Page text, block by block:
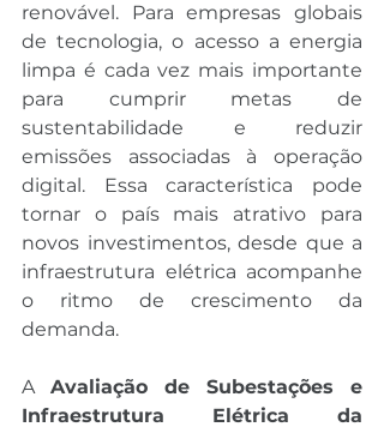
renovável. Para empresas globais
de tecnologia, o acesso a energia
limpa é cada vez mais importante
para cumprir metas de
sustentabilidade e reduzir
emissões associadas à operação
digital. Essa característica pode
tornar o país mais atrativo para
novos investimentos, desde que a
infraestrutura elétrica acompanhe
o ritmo de crescimento da
demanda.
A Avaliação de Subestações e
Infraestrutura Elétrica da